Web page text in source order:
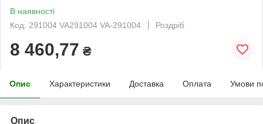
В наявності
Код: 291004 VA291004 VA-291004
Роздріб
8 460,77 ₴
Опис Характеристики Доставка Оплата Умови
Опис